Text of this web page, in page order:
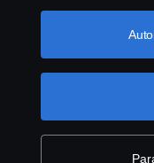
© Copyright Scania
Scania Belgium,
Neder-Over-
cookies en cliquant
sélectionnant les
protection de votre